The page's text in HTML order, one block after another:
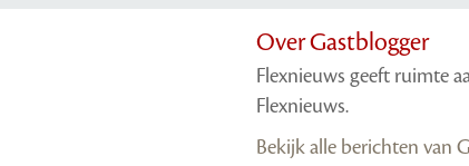
Over Gastblogger
Flexnieuws geeft ruimte
Flexnieuws.
Bekijk alle berichten van